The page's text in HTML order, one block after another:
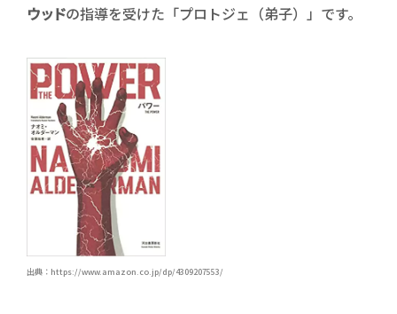
ウッドの指導を受けた「プロトジェ（弟子）」です。
出典：https://www.amazon.co.jp/dp/4309207553/